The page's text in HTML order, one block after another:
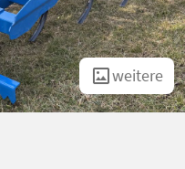
weitere